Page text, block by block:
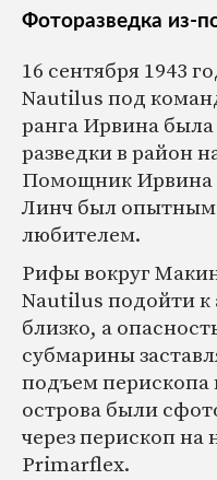
Фоторазведка из-
16 сентября 1943
Nautilus под
ранга Ирвина
разведки в район
Помощник Ирвина
Линч был
любителем.
Рифы вокруг
Nautilus подойти
близко, а
субмарины
подъем перископа
острова были
через перископ
Primarflex.